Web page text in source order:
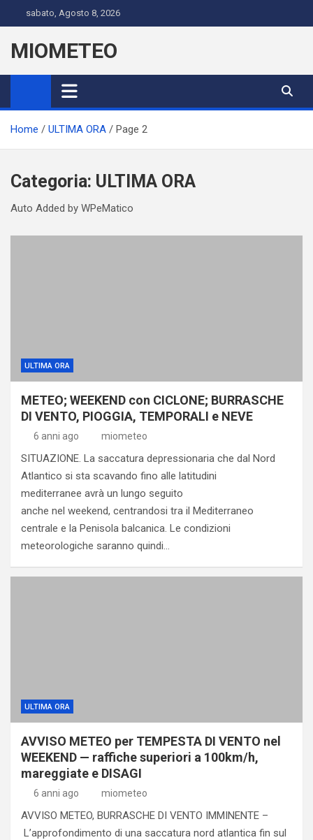
to
content
sabato, Agosto 8, 2026
MIOMETEO
Home ULTIMA ORA Page 2
Categoria: ULTIMA ORA
Auto Added by WPeMatico
ULTIMA ORA
METEO; WEEKEND con CICLONE; BURRASCHE
DI VENTO, PIOGGIA, TEMPORALI e NEVE
6 anni ago miometeo
SITUAZIONE. La saccatura depressionaria che dal Nord
Atlantico si sta scavando fino alle latitudini
mediterranee avrà un lungo seguito
anche nel weekend, centrandosi tra il Mediterraneo
centrale e la Penisola balcanica. Le condizioni
meteorologiche saranno quindi…
ULTIMA ORA
AVVISO METEO per TEMPESTA DI VENTO nel
WEEKEND — raffiche superiori a 100km/h,
mareggiate e DISAGI
6 anni ago miometeo
AVVISO METEO, BURRASCHE DI VENTO IMMINENTE –
L’approfondimento di una saccatura nord atlantica fin sul